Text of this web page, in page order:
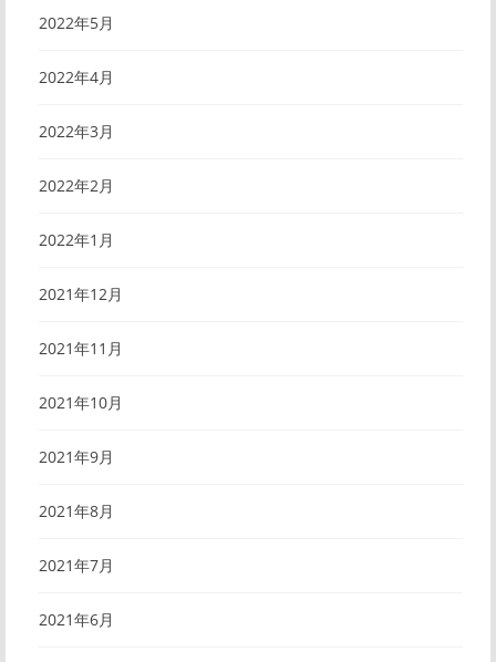
2022年5月
2022年4月
2022年3月
2022年2月
2022年1月
2021年12月
2021年11月
2021年10月
2021年9月
2021年8月
2021年7月
2021年6月